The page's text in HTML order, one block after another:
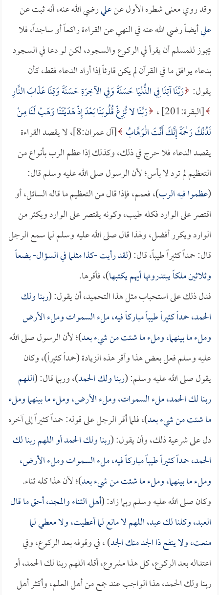
وقد روي معنى شطره الأول عنعليرضي الله عنه، أنه ثبت عن
عليأيضاً رضي الله عنه في النهي عن القراءة راكعاً أو ساجداً، فلا
يجوز للمسلم أن يقرأ في الركوع والسجود، لكن لو دعا في السجود
بدعاء يوافق ما في القرآن لم يكن قارئاً إذا أراد الدعاء فقط، كأن
يقول: رَبَّنَا آتِنَا فِي الدُّنْيَا حَسَنَةً وَفِي الآخِرَةِ حَسَنَةً وَقِنَا عَذَابَ النَّارِ
[البقرة:201] ،
رَبَّنَا لا تُزِغْ قُلُوبَنَا بَعْدَ إِذْ هَدَيْتَنَا وَهَبْ لَنَا مِنْ
لَدُنْكَ رَحْمَةً إِنَّكَ أَنْتَ الْوَهَّابُ
[آل عمران:8]، لا يقصد القراءة
يقصد الدعاء فلا حرج في ذلك، وكذلك إذا عظم الرب بأنواع من
التعظيم لم ترد لا بأس؛ لأن الرسول صلى الله عليه وسلم قال:
(عظموا فيه الرب)، فعمم، فإذا قال من التعظيم ما قاله السائل، أو
اقتصر على الوارد فكله طيب، وكونه يقتصر على الوارد ويكثر من
الوارد ويكرر أفضل، ولهذا قال صلى الله عليه وسلم لما سمع الرجل
قال: حمداً كثيراً طيباً، قال: (لقد رأيت -كذا مثلما في السؤال- بضعاً
وثلاثين ملكاً يبتدرونها أيهم يكتبها)، فأقرها.
فدل ذلك على استحباب مثل هذا التحميد، أن يقول: (ربنا ولك
الحمد، حمداً كثيراً طيباً مباركاً فيه، ملء السموات وملء الأرض
وملء ما بينهما، وملء ما شئت من شيء بعد)؛ لأن الرسول صلى الله
عليه وسلم فعل بعض هذا وأقر هذه الزيادة (حمداً كثيراً)، وكان
يقول صلى الله عليه وسلم: (ربنا ولك الحمد)، وربما قال: (اللهم
ربنا لك الحمد، ملء السموات، وملء الأرض، وملء ما بينهما وملء
ما شئت من شيء بعد)، فلما أقر الرجل على قوله: حمداً كثيراً إلى آخره
دل على شرعية ذلك، وأن يقول: (ربنا ولك الحمد أو اللهم ربنا لك
الحمد، حمداً كثيراً طيباً مباركاً فيه، ملء السموات وملء الأرض،
وملء ما بينهما، وملء ما شئت من شيء بعد)؛ لأن هذا كله ثناء.
وكان صلى الله عليه وسلم ربما زاد: (أهل الثناء والمجد، أحق ما قال
العبد، وكلنا لك عبد، اللهم لا مانع لما أعطيت، ولا معطي لما
منعت، ولا ينفع ذا الجد منك الجد) ، في وقوفه بعد الركوع، وفي
اعتداله بعد الركوع، كل هذا مشروع، أقله اللهم ربنا لك الحمد، أو
ربنا ولك الحمد، هذا الواجب عند جمع من أهل العلم، وأكثر أهل